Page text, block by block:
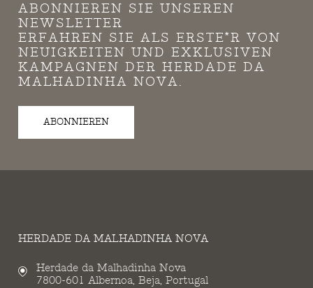
ABONNIEREN SIE UNSEREN
NEWSLETTER
ERFAHREN SIE ALS ERSTE*R VON
NEUIGKEITEN UND EXKLUSIVEN
KAMPAGNEN DER HERDADE DA
MALHADINHA NOVA.
ABONNIEREN
HERDADE DA MALHADINHA NOVA
Herdade da Malhadinha Nova
7800-601 Albernoa, Beja, Portugal